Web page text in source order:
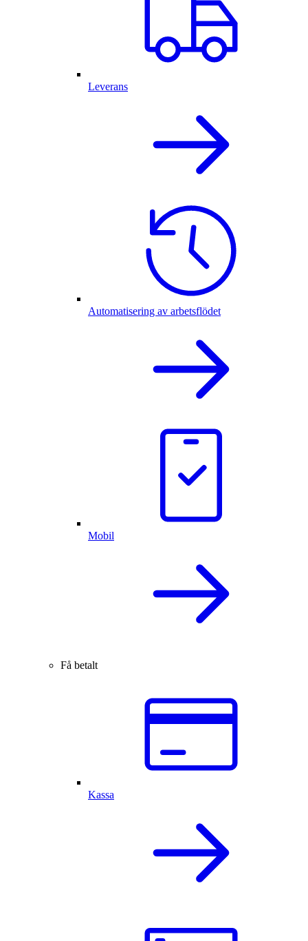
Leverans
Automatisering av arbetsflödet
Mobil
Få betalt
Kassa